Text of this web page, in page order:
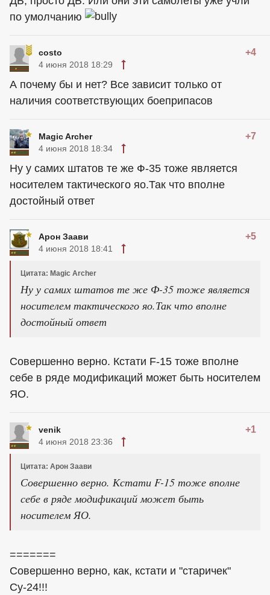
по умолчанию
costo +4
4 июня 2018 18:29
А почему бы и нет? Все зависит только от
наличия соответствующих боеприпасов
Magic Archer +7
4 июня 2018 18:34
Ну у самих штатов те же Ф-35 тоже является
носителем тактического яо.Так что вполне
достойный ответ
Арон Заави +5
4 июня 2018 18:41
Цитата: Magic Archer
Ну у самих штатов те же Ф-35 тоже является
носителем тактического яо.Так что вполне
достойный ответ
Совершенно верно. Кстати F-15 тоже вполне
себе в ряде модификаций может быть носителем
ЯО.
venik +1
4 июня 2018 23:36
Цитата: Арон Заави
Совершенно верно. Кстати F-15 тоже вполне
себе в ряде модификаций может быть
носителем ЯО.
=======
Совершенно верно, как, кстати и "старичек"
Су-24!!!